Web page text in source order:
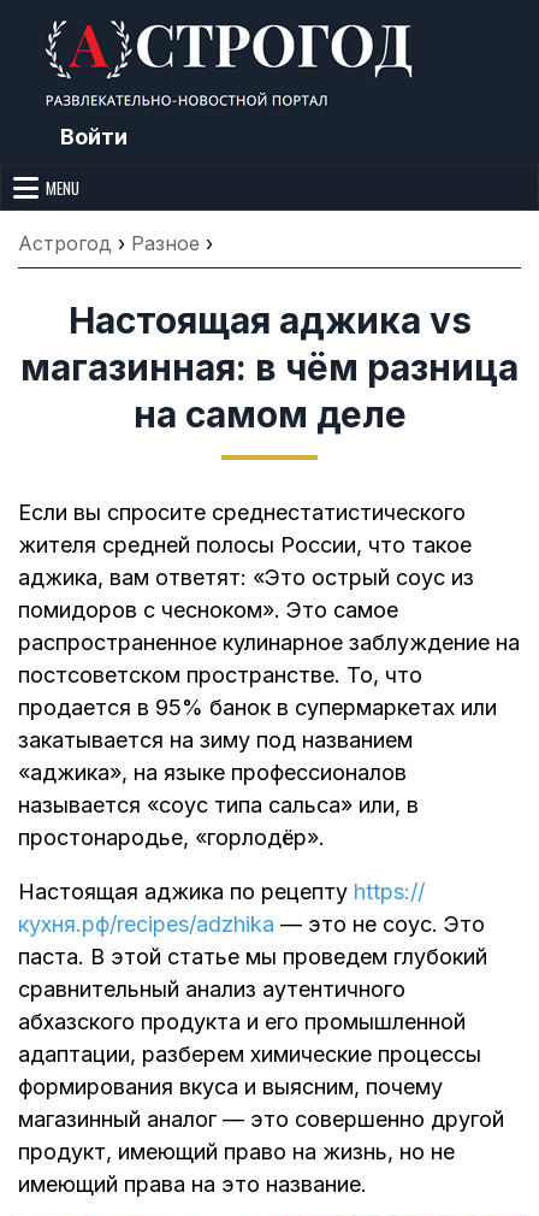
content
Войти
Астрогод: Праздники сегодня,
Лунный календарь, Приметы,
Что нельзя делать, Гороскопы и
Сонник
приметы, точный гороскоп и толкование снов. Читайте, что можно и
MENU
Астрогод › Разное ›
Настоящая аджика vs
магазинная: в чём разница
на самом деле
Если вы спросите среднестатистического
жителя средней полосы России, что такое
аджика, вам ответят: «Это острый соус из
помидоров с чесноком». Это самое
распространенное кулинарное заблуждение на
постсоветском пространстве. То, что
продается в 95% банок в супермаркетах или
закатывается на зиму под названием
«аджика», на языке профессионалов
называется «соус типа сальса» или, в
простонародье, «горлодёр».
Настоящая аджика по рецепту https://
кухня.рф/recipes/adzhika — это не соус. Это
паста. В этой статье мы проведем глубокий
сравнительный анализ аутентичного
абхазского продукта и его промышленной
адаптации, разберем химические процессы
формирования вкуса и выясним, почему
магазинный аналог — это совершенно другой
продукт, имеющий право на жизнь, но не
имеющий права на это название.